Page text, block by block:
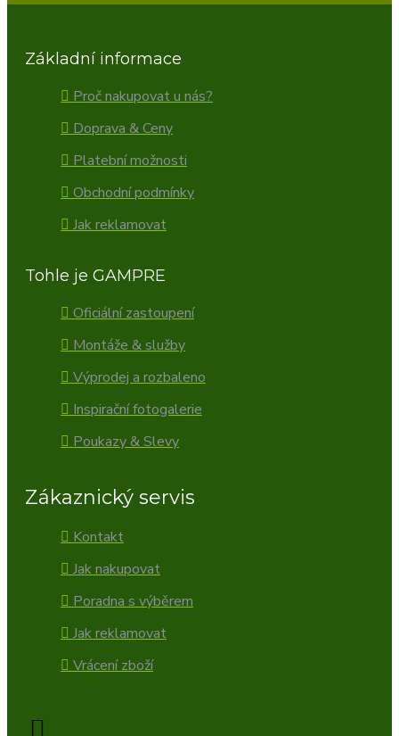
Základní informace
Proč nakupovat u nás?
Doprava & Ceny
Platební možnosti
Obchodní podmínky
Jak reklamovat
Tohle je GAMPRE
Oficiální zastoupení
Montáže & služby
Výprodej a rozbaleno
Inspirační fotogalerie
Poukazy & Slevy
Zákaznický servis
Kontakt
Jak nakupovat
Poradna s výběrem
Jak reklamovat
Vrácení zboží